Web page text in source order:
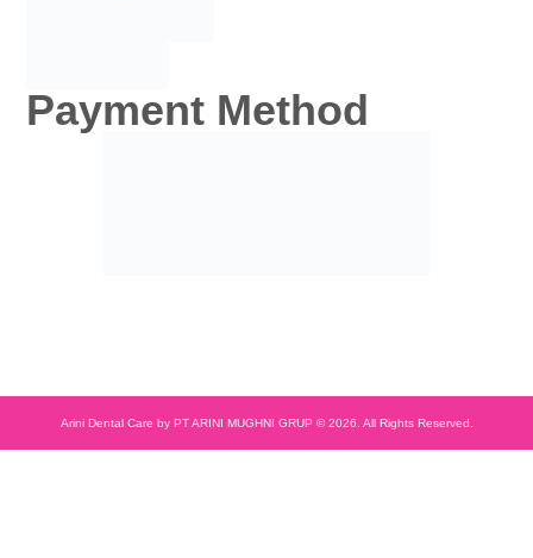
Payment Method
Arini Dental Care by PT ARINI MUGHNI GRUP © 2026. All Rights Reserved.